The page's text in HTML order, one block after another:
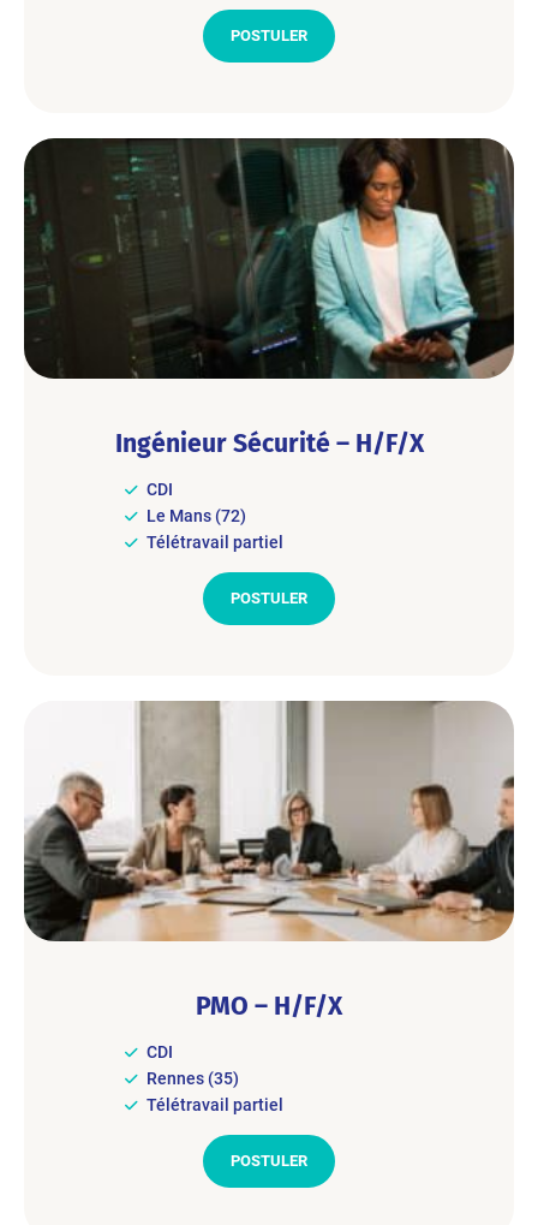
POSTULER
Ingénieur Sécurité – H/F/X
CDI
Le Mans (72)
Télétravail partiel
POSTULER
PMO – H/F/X
CDI
Rennes (35)
Télétravail partiel
POSTULER